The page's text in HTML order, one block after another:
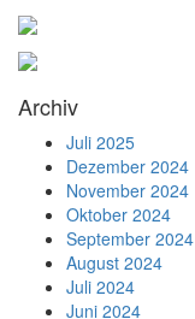
Archiv
Juli 2025
Dezember 2024
November 2024
Oktober 2024
September 2024
August 2024
Juli 2024
Juni 2024